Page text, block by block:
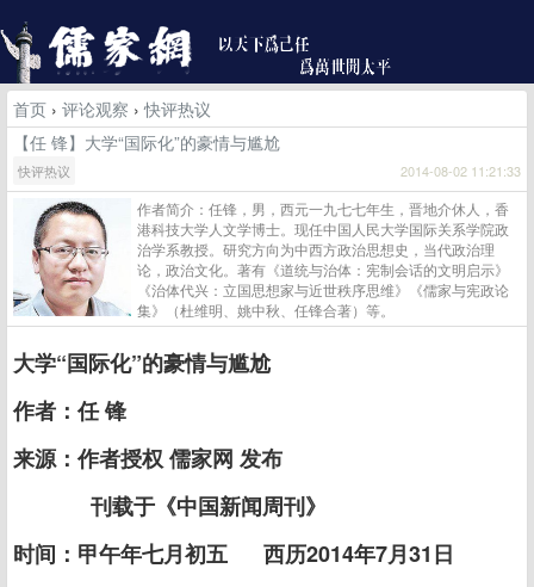
首页 › 评论观察 ›快评热议
【任 锋】大学“国际化”的豪情与尴尬
快评热议 2014-08-02 11:21:33
作者简介：任锋，男，西元一九七七年生，晋地介休人，香
港科技大学人文学博士。现任中国人民大学国际关系学院政
治学系教授。研究方向为中西方政治思想史，当代政治理
论，政治文化。著有《道统与治体：宪制会话的文明启示》
《治体代兴：立国思想家与近世秩序思维》《儒家与宪政论
集》（杜维明、姚中秋、任锋合著）等。
大学“国际化”的豪情与尴尬
作者：任 锋
来源：作者授权 儒家网 发布
刊载于《中国新闻周刊》
时间：甲午年七月初五 西历2014年7月31日